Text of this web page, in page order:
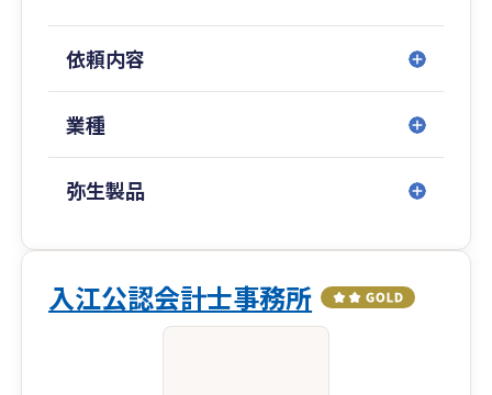
依頼内容
業種
弥生製品
入江公認会計士事務所